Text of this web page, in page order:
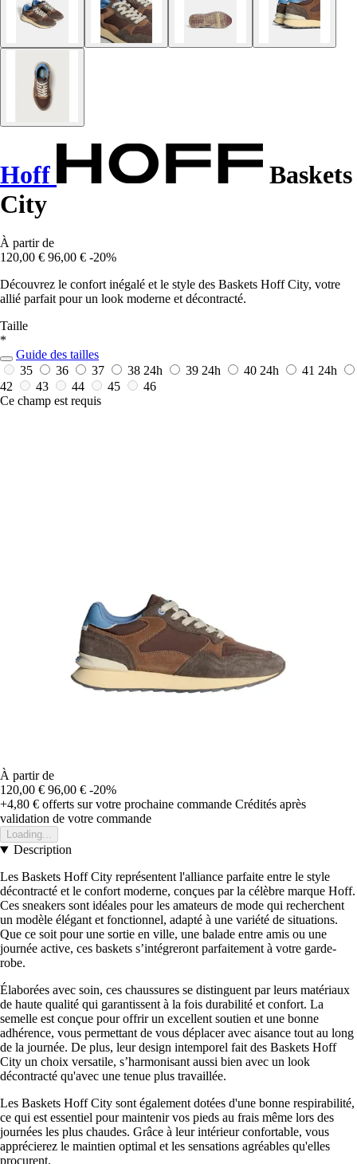
Hoff
Baskets
City
À partir de
120,00 € 96,00 € -20%
Découvrez le confort inégalé et le style des Baskets Hoff City, votre
allié parfait pour un look moderne et décontracté.
Taille
*
Guide des tailles
35
36 37 38 24h 39 24h 40 24h 41 24h
42
43 44 45
46
Ce champ est requis
À partir de
120,00 € 96,00 € -20%
+4,80 € offerts sur votre prochaine commande Crédités après
validation de votre commande
Loading...
Description
Les Baskets Hoff City représentent l'alliance parfaite entre le style
décontracté et le confort moderne, conçues par la célèbre marque Hoff.
Ces sneakers sont idéales pour les amateurs de mode qui recherchent
un modèle élégant et fonctionnel, adapté à une variété de situations.
Que ce soit pour une sortie en ville, une balade entre amis ou une
journée active, ces baskets s’intégreront parfaitement à votre garde-
robe.
Élaborées avec soin, ces chaussures se distinguent par leurs matériaux
de haute qualité qui garantissent à la fois durabilité et confort. La
semelle est conçue pour offrir un excellent soutien et une bonne
adhérence, vous permettant de vous déplacer avec aisance tout au long
de la journée. De plus, leur design intemporel fait des Baskets Hoff
City un choix versatile, s’harmonisant aussi bien avec un look
décontracté qu'avec une tenue plus travaillée.
Les Baskets Hoff City sont également dotées d'une bonne respirabilité,
ce qui est essentiel pour maintenir vos pieds au frais même lors des
journées les plus chaudes. Grâce à leur intérieur confortable, vous
apprécierez le maintien optimal et les sensations agréables qu'elles
procurent.